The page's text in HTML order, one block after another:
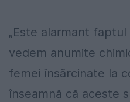
„Este alarmant
vedem anumite
femei însărcinate la
înseamnă că aceste